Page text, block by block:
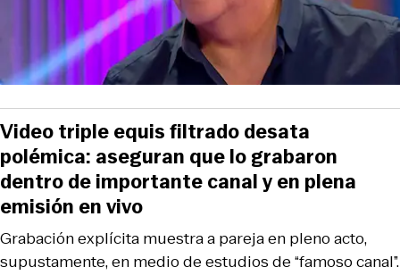
Grabación explícita muestra a pareja en pleno acto,
supustamente, en medio de estudios de “famoso canal”.
Video triple equis filtrado desata
polémica: aseguran que lo grabaron
dentro de importante canal y en plena
emisión en vivo